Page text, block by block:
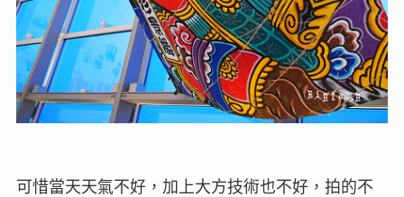
可惜當天天氣不好，加上大方技術也不好，拍的不